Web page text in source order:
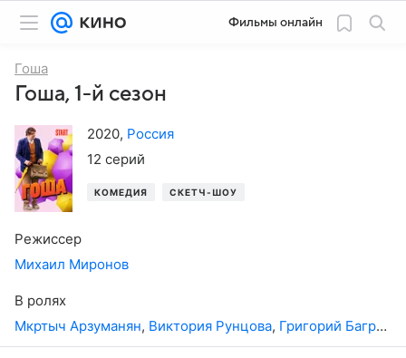
Фильмы онлайн
Гоша
Гоша, 1-й сезон
2020, Россия
12 серий
КОМЕДИЯ СКЕТЧ-ШОУ
Режиссер
Михаил Миронов
В ролях
Мкртыч Арзуманян, Виктория Рунцова, Григорий Багров